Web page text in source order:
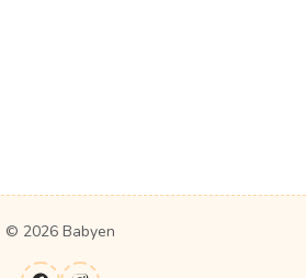
© 2026 Babyen